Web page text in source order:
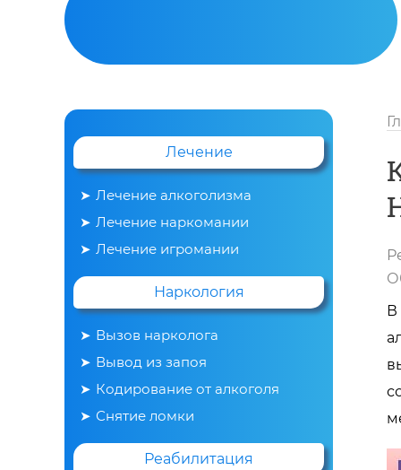
Вывод из запоя
В
Лечение
Лечение алкоголизма
Лечение наркомании
Лечение игромании
Наркология
Вызов нарколога
Вывод из запоя
Кодирование от алкоголя
Снятие ломки
Реабилитация